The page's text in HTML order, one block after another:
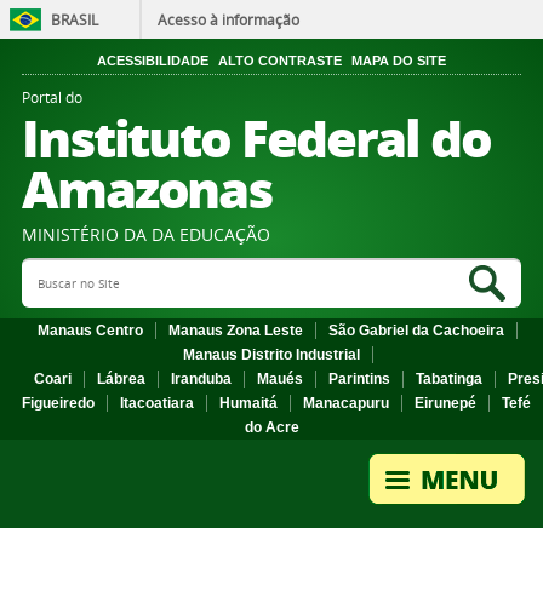
BRASIL Acesso à informação
ACESSIBILIDADE ALTO CONTRASTE MAPA DO SITE
Portal do
Instituto Federal do
Amazonas
MINISTÉRIO DA DA EDUCAÇÃO
Search Site
Manaus Centro Manaus Zona Leste
São Gabriel da Cachoeira
Manaus Distrito Industrial
Coari
Lábrea Iranduba Maués Parintins Tabatinga
Figueiredo
Itacoatiara Humaitá Manacapuru Eirunepé
Tefé
do Acre